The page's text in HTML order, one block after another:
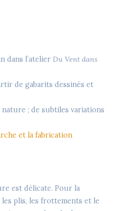
dans l’atelier Du Vent dans
de gabarits dessinés et
; de subtiles variations
et la fabrication
est délicate. Pour la
plis, les frottements et le